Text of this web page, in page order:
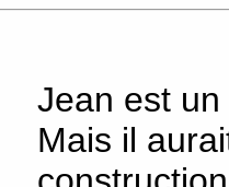
Jean est
Mais il